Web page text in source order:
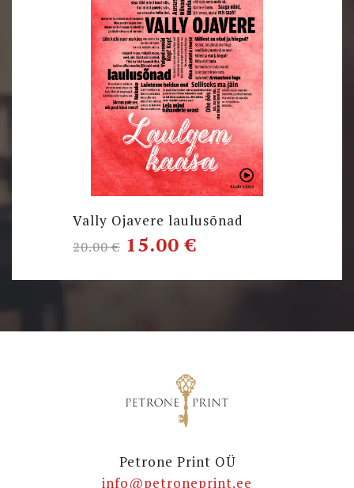
Vally Ojavere laulusõnad
20.00€ 15.00€
Petrone Print OÜ
info@petroneprint.ee